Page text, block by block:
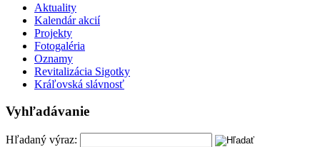
Aktuality
Kalendár akcií
Projekty
Fotogaléria
Oznamy
Revitalizácia Sigotky
Kráľovská slávnosť
Vyhľadávanie
Hľadaný výraz: